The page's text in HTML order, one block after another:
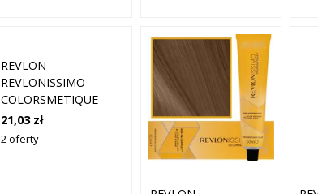
REVLON
REVLONISSIMO
COLORSMETIQUE -
KREMOWA FARBA DO
WŁOSÓW, 60ML 7,4 |
ŚREDNI MIEDZIANY
21,03 zł
2 oferty